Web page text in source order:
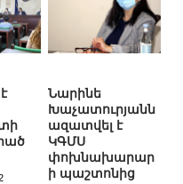
Նարինե
Խաչատուրյանն
ազատվել է
ԿԳՄՍ
փոխնախարար
ի պաշտոնից